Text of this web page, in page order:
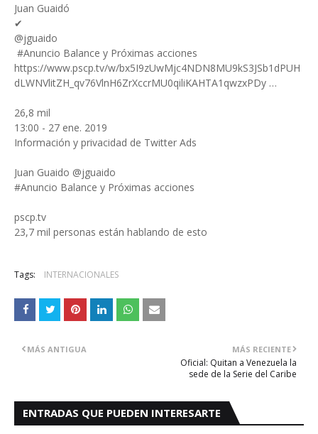
Juan Guaidó
✔
@jguaido
#Anuncio Balance y Próximas acciones
https://www.pscp.tv/w/bx5I9zUwMjc4NDN8MU9kS3JSb1dPUH
dLWNVlitZH_qv76VlnH6ZrXccrMU0qiliKAHTA1qwzxPDy …
26,8 mil
13:00 - 27 ene. 2019
Información y privacidad de Twitter Ads
Juan Guaido @jguaido
#Anuncio Balance y Próximas acciones
pscp.tv
23,7 mil personas están hablando de esto
Tags: INTERNACIONALES
MÁS RECIENTE
Oficial: Quitan a Venezuela la
sede de la Serie del Caribe
MÁS ANTIGUA
ENTRADAS QUE PUEDEN INTERESARTE